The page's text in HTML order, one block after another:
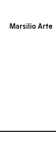
Marsilio Arte